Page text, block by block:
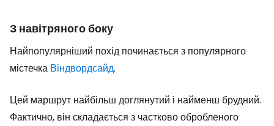
З навітряного боку
Найпопулярніший похід починається з популярного
містечка Віндвордсайд.
Цей маршрут найбільш доглянутий і найменш брудний.
Фактично, він складається з частково обробленого